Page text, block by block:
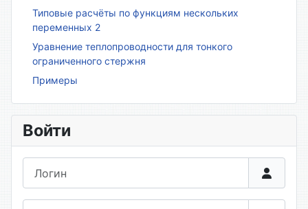
Типовые расчёты по функциям нескольких
переменных 2
Уравнение теплопроводности для тонкого
ограниченного стержня
Примеры
Войти